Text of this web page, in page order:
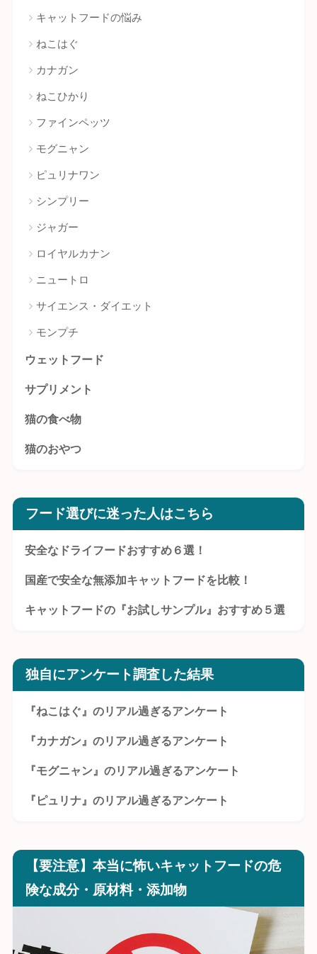
キャットフードの悩み
ねこはぐ
カナガン
ねこひかり
ファインペッツ
モグニャン
ピュリナワン
シンプリー
ジャガー
ロイヤルカナン
ニュートロ
サイエンス・ダイエット
モンプチ
ウェットフード
サプリメント
猫の食べ物
猫のおやつ
フード選びに迷った人はこちら
安全なドライフードおすすめ６選！
国産で安全な無添加キャットフードを比較！
キャットフードの『お試しサンプル』おすすめ５選
独自にアンケート調査した結果
『ねこはぐ』のリアル過ぎるアンケート
『カナガン』のリアル過ぎるアンケート
『モグニャン』のリアル過ぎるアンケート
『ピュリナ』のリアル過ぎるアンケート
【要注意】本当に怖いキャットフードの危
険な成分・原材料・添加物